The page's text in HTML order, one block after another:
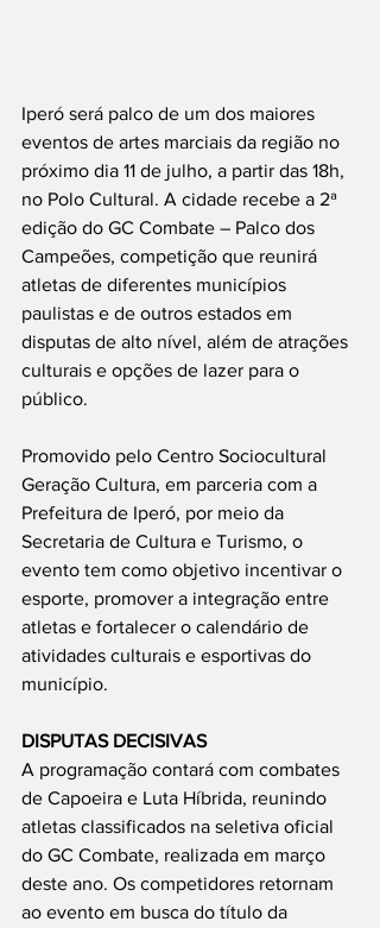
Iperó será palco de um dos maiores
eventos de artes marciais da região no
próximo dia 11 de julho, a partir das 18h,
no Polo Cultural. A cidade recebe a 2ª
edição do GC Combate – Palco dos
Campeões, competição que reunirá
atletas de diferentes municípios
paulistas e de outros estados em
disputas de alto nível, além de atrações
culturais e opções de lazer para o
público.
Promovido pelo Centro Sociocultural
Geração Cultura, em parceria com a
Prefeitura de Iperó, por meio da
Secretaria de Cultura e Turismo, o
evento tem como objetivo incentivar o
esporte, promover a integração entre
atletas e fortalecer o calendário de
atividades culturais e esportivas do
município.
DISPUTAS DECISIVAS
A programação contará com combates
de Capoeira e Luta Híbrida, reunindo
atletas classificados na seletiva oficial
do GC Combate, realizada em março
deste ano. Os competidores retornam
ao evento em busca do título da